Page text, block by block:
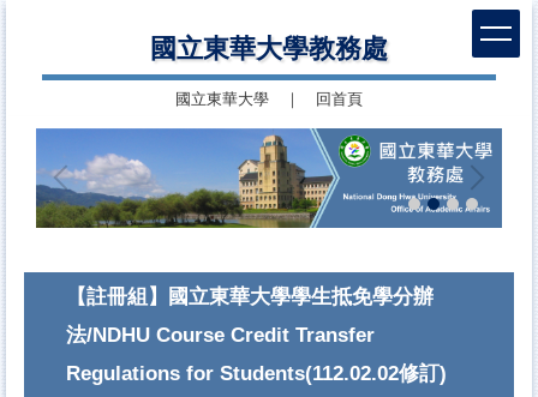
國立東華大學教務處
國立東華大學 回首頁
【註冊組】國立東華大學學生抵免學分辦
法/NDHU Course Credit Transfer
Regulations for Students(112.02.02修訂)